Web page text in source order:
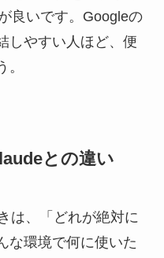
良いです。Googleの
しやすい人ほど、便
との違い
は、「どれが絶対に
な環境で何に使いた